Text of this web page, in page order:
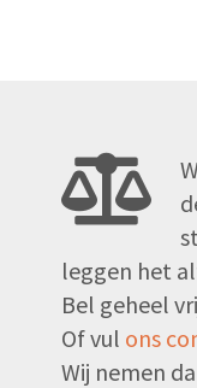
leggen het
Bel geheel
Of vul ons
Wij nemen